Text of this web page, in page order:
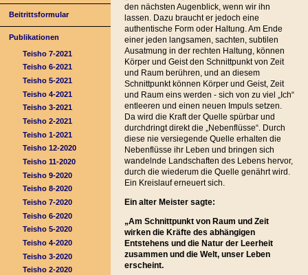
Beitrittsformular
Publikationen
Teisho 7-2021
Teisho 6-2021
Teisho 5-2021
Teisho 4-2021
Teisho 3-2021
Teisho 2-2021
Teisho 1-2021
Teisho 12-2020
Teisho 11-2020
Teisho 9-2020
Teisho 8-2020
Teisho 7-2020
Teisho 6-2020
Teisho 5-2020
Teisho 4-2020
Teisho 3-2020
Teisho 2-2020
den nächsten Augenblick, wenn wir ihn
lassen. Dazu braucht er jedoch eine
authentische Form oder Haltung. Am Ende
einer jeden langsamen, sachten, subtilen
Ausatmung in der rechten Haltung, können
Körper und Geist den Schnittpunkt von Zeit
und Raum berühren, und an diesem
Schnittpunkt können Körper und Geist, Zeit
und Raum eins werden - sich von zu viel „Ich“
entleeren und einen neuen Impuls setzen.
Da wird die Kraft der Quelle spürbar und
durchdringt direkt die „Nebenflüsse“. Durch
diese nie versiegende Quelle erhalten die
Nebenflüsse ihr Leben und bringen sich
wandelnde Landschaften des Lebens hervor,
durch die wiederum die Quelle genährt wird.
Ein Kreislauf erneuert sich.
Ein alter Meister sagte:
„Am Schnittpunkt von Raum und Zeit
wirken die Kräfte des abhängigen
Entstehens und die Natur der Leerheit
zusammen und die Welt, unser Leben
erscheint.